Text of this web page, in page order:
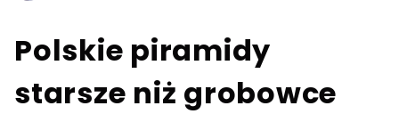
Polskie piramidy
starsze niż grobowce